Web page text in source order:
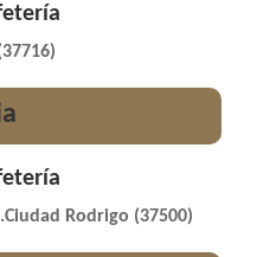
Rodrigo (37500)